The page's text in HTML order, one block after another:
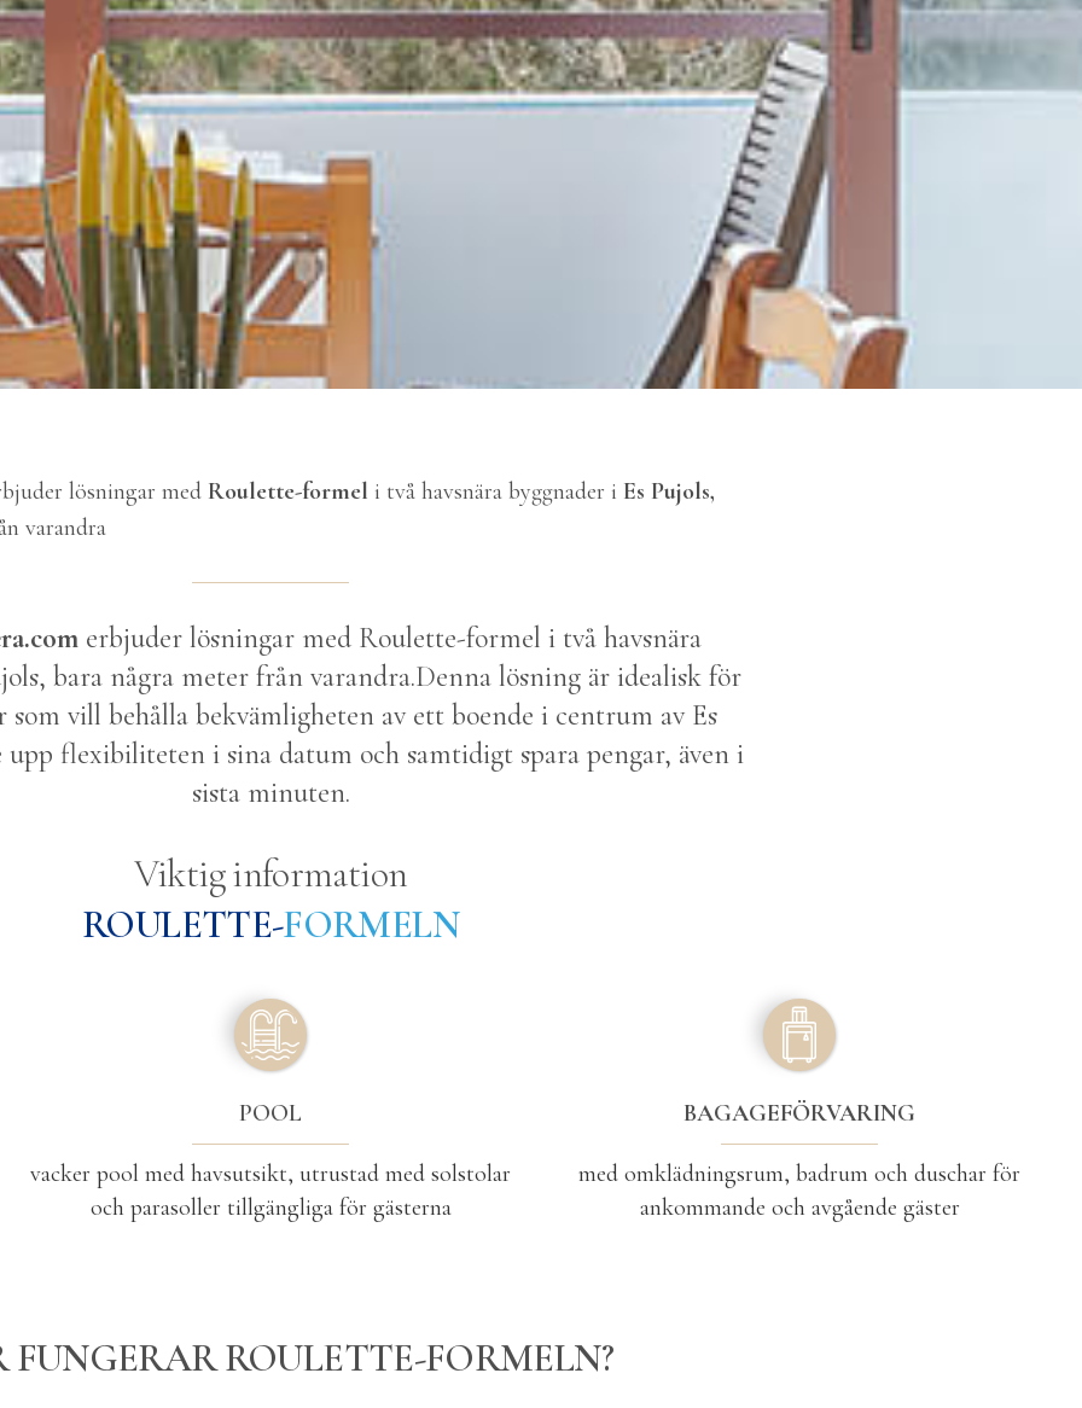
lösningar med Roulette-formel i två havsnära byggnader i Es Pujols,
varandra
erbjuder lösningar med Roulette-formel i två havsnära
bara några meter från varandra.Denna lösning är idealisk för
som vill behålla bekvämligheten av ett boende i centrum av Es
flexibiliteten i sina datum och samtidigt spara pengar, även i
sista minuten.
Viktig information
ROULETTE-FORMELN
POOL
vacker pool med havsutsikt, utrustad med solstolar
och parasoller tillgängliga för gästerna
BAGAGEFÖRVARING
med omklädningsrum, badrum och duschar för
ankommande och avgående gäster
FUNGERAR ROULETTE-FORMELN?